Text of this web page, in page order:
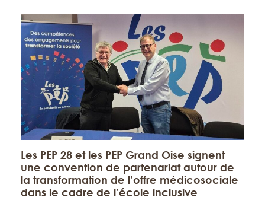
Les PEP 28 et les PEP Grand Oise signent
une convention de partenariat autour de
la transformation de l’offre médicosociale
dans le cadre de l’école inclusive